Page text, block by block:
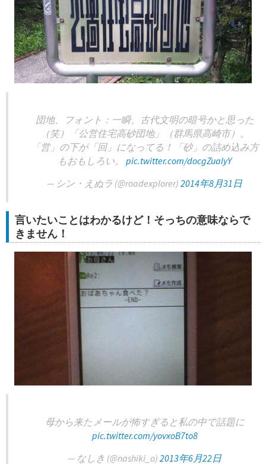
団地、フォント：一瞬、古代文明の暗号かと思った
（笑）「公営住宅高砂団地」（群馬県高崎市）。
「営」の下が「回」になってる！「砂」の詰め込み方
もおもしろい。 pic.twitter.com/docgZualyY
— シン・えぬラ (@roadexplorer) 2014年8月31日
言いたいことはわかるけど！そっちの意味ならで
きません！
母から来たメールが怖すぎると私の中で話題に
pic.twitter.com/yovxoB7to8
— なしき (@nashiki_o) 2013年6月22日